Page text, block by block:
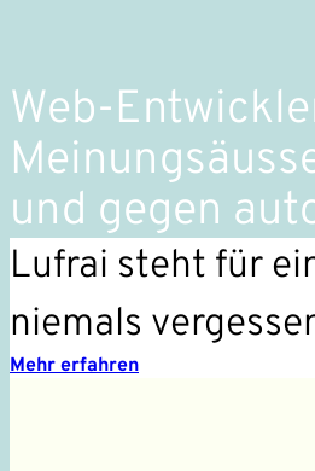
Web-
und gegen
Lufrai steht für
niemals
Mehr erfahren